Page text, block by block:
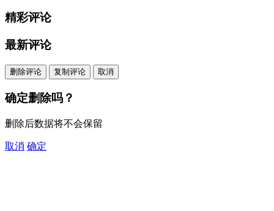
精彩评论
最新评论
删除评论 复制评论 取消
确定删除吗？
删除后数据将不会保留
取消 确定